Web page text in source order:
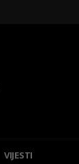
VIJESTI